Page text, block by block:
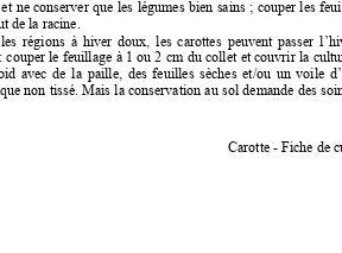
Carotte - Fiche de
et ne conserver que les légumes bien sains ; couper les
de la racine.
les régions à hiver doux, les carottes peuvent passer
couper le feuillage à 1 ou 2 cm du collet et couvrir la
avec de la paille, des feuilles sèches et/ou un voile
non tissé. Mais la conservation au sol demande des